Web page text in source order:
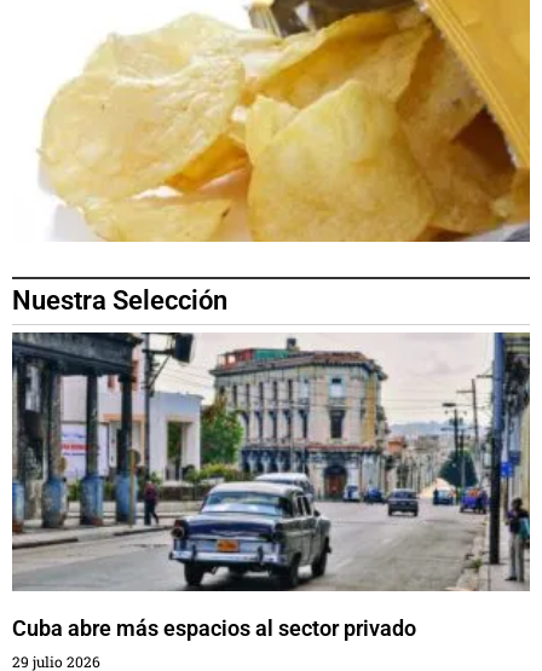
Nuestra Selección
Cuba abre más espacios al sector privado
29 julio 2026